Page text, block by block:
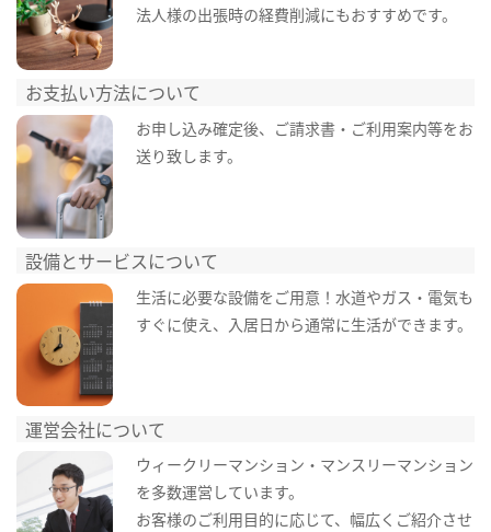
法人様の出張時の経費削減にもおすすめです。
お支払い方法について
お申し込み確定後、ご請求書・ご利用案内等をお
送り致します。
設備とサービスについて
生活に必要な設備をご用意！水道やガス・電気も
すぐに使え、入居日から通常に生活ができます。
運営会社について
ウィークリーマンション・マンスリーマンション
を多数運営しています。
お客様のご利用目的に応じて、幅広くご紹介させ